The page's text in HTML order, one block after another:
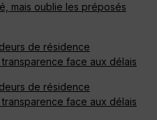
mais oublie les préposés
de résidence
face aux délais
de résidence
face aux délais